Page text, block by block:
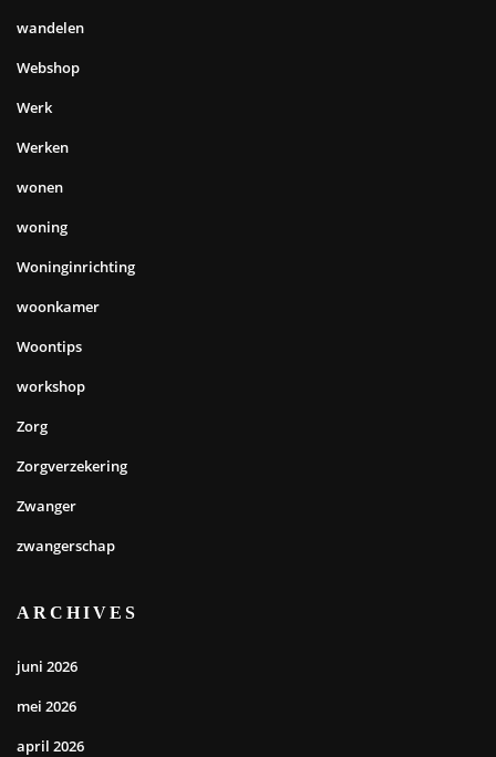
wandelen
Webshop
Werk
Werken
wonen
woning
Woninginrichting
woonkamer
Woontips
workshop
Zorg
Zorgverzekering
Zwanger
zwangerschap
ARCHIVES
juni 2026
mei 2026
april 2026